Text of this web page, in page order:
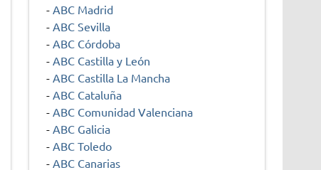
- ABC Madrid
- ABC Sevilla
- ABC Córdoba
- ABC Castilla y León
- ABC Castilla La Mancha
- ABC Cataluña
- ABC Comunidad Valenciana
- ABC Galicia
- ABC Toledo
- ABC Canarias